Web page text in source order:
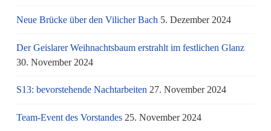
Neue Brücke über den Vilicher Bach 5. Dezember 2024
Der Geislarer Weihnachtsbaum erstrahlt im festlichen Glanz
30. November 2024
S13: bevorstehende Nachtarbeiten 27. November 2024
Team-Event des Vorstandes 25. November 2024